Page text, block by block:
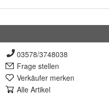
03578/3748038
Frage stellen
Verkäufer merken
Alle Artikel